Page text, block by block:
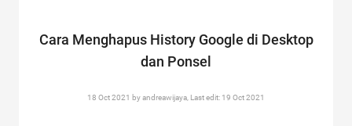
Cara Menghapus History Google di Desktop
dan Ponsel
18 Oct 2021 by andreawijaya, Last edit: 19 Oct 2021